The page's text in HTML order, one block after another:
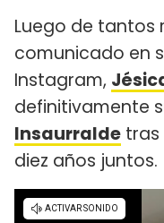
Luego de tantos
comunicado en
Instagram,
definitivamente
Insaurralde tras
diez años juntos.